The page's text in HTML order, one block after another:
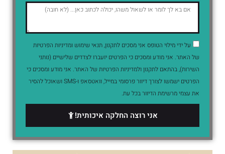
על ידי מילוי הטופס אני מסכים לתקנון, תנאי שימוש ומדיניות הפרטיות
של האתר. אני מודע ומסכים כי הפרטים יועברו לצדדים שלישיים (נותני
השירות), בהתאם לתקנון ולמדיניות הפרטיות של האתר. אני מודע ומסכים כי
הפרטים ישמשו לצורך דיוור פרסומי במייל, וואטסאפ ו-SMS ושאוכל להסיר
את עצמי מרשימת הדיוור בכל עת.
אני רוצה החלקה איכותית!